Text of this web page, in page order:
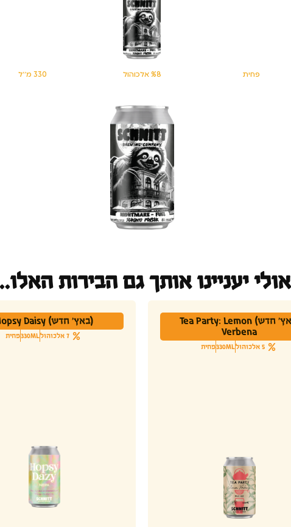
פחית %8 אלכוהול 330 מ׳׳ל
אולי יעניינו אותך גם הבירות
(באץ' חדש) Tea Party: Lemon
Verbena
5 אלכוהול 330MLפחית
(באץ' חדש) Hopsy Daisy
7 אלכוהול 330MLפחית